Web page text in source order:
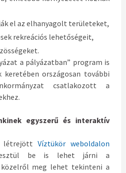
el az elhanyagolt területeket,
rekreációs lehetőségeit,
a pályázatban” program is
keretében országosan további
csatlakozott a
egyszerű és interaktív
létrejött Víztükör weboldalon
be is lehet járni a
meg lehet tekinteni a